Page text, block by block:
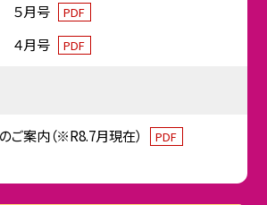
５月号 PDF
４月号 PDF
ご案内（※R8.7月現在） PDF